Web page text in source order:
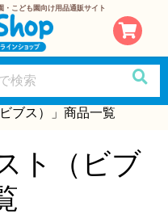
こども園向け用品通販サイト
ブス）」商品一覧
ト（ビブ